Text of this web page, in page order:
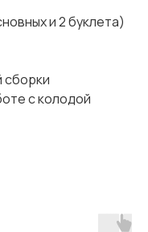
и 2 буклета)
сборки
с колодой